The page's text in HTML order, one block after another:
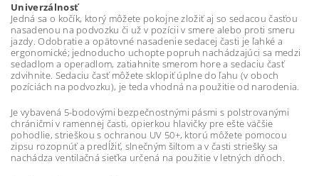
Univerzálnosť
Jedná sa o kočík, ktorý môžete pokojne zložiť aj so sedacou časťou
nasadenou na podvozku či už v pozícii v smere alebo proti smeru
jazdy. Odobratie a opätovné nasadenie sedacej časti je ľahké a
ergonomické; jednoducho uchopte popruh nachádzajúci sa medzi
sedadlom a operadlom, zatiahnite smerom hore a sedaciu časť
zdvihnite. Sedaciu časť môžete sklopiť úplne do ľahu (v oboch
pozíciách na podvozku), je teda vhodná na použitie od narodenia.
Je vybavená 5-bodovými bezpečnostnými pásmi s polstrovanými
chráničmi v ramennej časti, opierkou hlavičky pre ešte väčšie
pohodlie, strieškou s ochranou UV 50+, ktorú môžete pomocou
zipsu rozopnúť a predĺžiť, slnečným šiltom a v časti striešky sa
nachádza ventilačná sieťka určená na použitie v letných dňoch.